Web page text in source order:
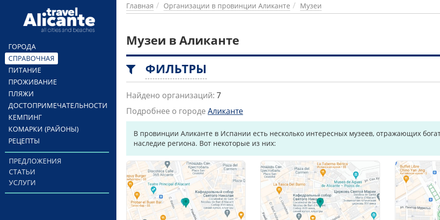
Перейти к основному содержанию
ГОРОДА
СПРАВОЧНАЯ
ПИТАНИЕ
ПРОЖИВАНИЕ
ПЛЯЖИ
ДОСТОПРИМЕЧАТЕЛЬНОСТИ
КЕМПИНГ
КОМАРКИ (РАЙОНЫ)
РЕЦЕПТЫ
ПРЕДЛОЖЕНИЯ
СТАТЬИ
УСЛУГИ
Главная Организации в провинции Аликанте Музеи
Музеи в Аликанте
ФИЛЬТРЫ
Найдено организаций: 7
Подробнее о городе Аликанте
В провинции Аликанте в Испании есть несколько интересных музеев, отражающих
наследие региона. Вот некоторые из них: